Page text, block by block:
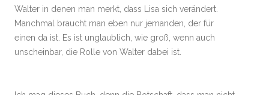
Walter in denen man merkt, dass Lisa sich verändert.
Manchmal braucht man eben nur jemanden, der für
einen da ist. Es ist unglaublich, wie groß, wenn auch
unscheinbar, die Rolle von Walter dabei ist.